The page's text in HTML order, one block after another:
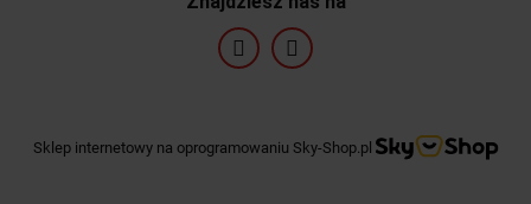
Sklep internetowy na oprogramowaniu Sky-Shop.pl